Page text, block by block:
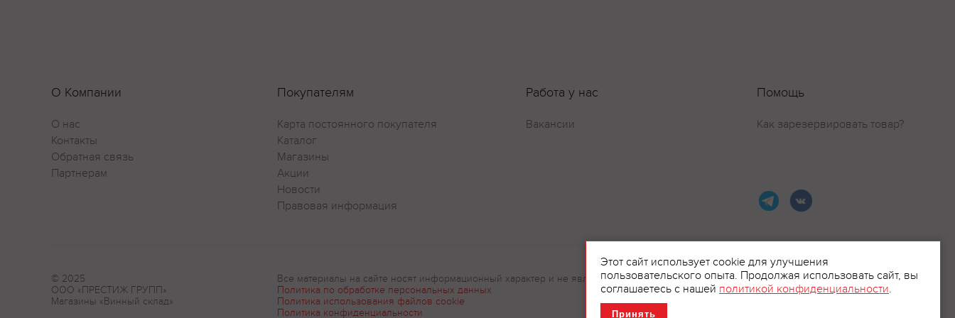
О Компании
О нас
Контакты
Обратная связь
Партнерам
Покупателям
Карта постоянного покупателя
Каталог
Магазины
Акции
Новости
Правовая информация
Работа у нас
Вакансии
Помощь
Как зарезервировать товар?
© 2025
ООО «ПРЕСТИЖ ГРУПП»
Магазины «Винный склад»
Все материалы на сайте носят информационный характер и не являются рекламой.
Политика по обработке персональных данных
Политика использования файлов cookie
Политика конфиденциальности
Этот сайт использует cookie для улучшения
пользовательского опыта. Продолжая использовать сайт, вы
соглашаетесь с нашей политикой конфиденциальности.
Принять